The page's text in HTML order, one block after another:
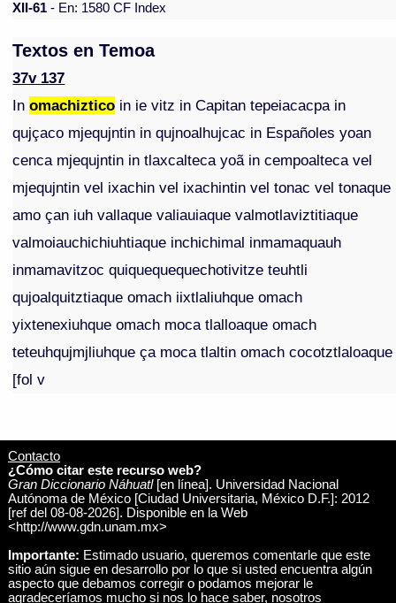
XII-61 - En: 1580 CF Index
Textos en Temoa
37v 137
Inomachiztico in ie vitz in Capitan tepeiacacpa in
qujçaco mjequjntin in qujnoalhujcac in Españoles yoan
cenca mjequjntin in tlaxcalteca yoã in cempoalteca vel
mjequjntin vel ixachin vel ixachintin vel tonac vel tonaque
amo çan iuh vallaque valiauiaque valmotlaviztitiaque
valmoiauchichiuhtiaque inchichimal inmamaquauh
inmamavitzoc quiquequequechotivitze teuhtli
qujoalquitztiaque omach iixtlaliuhque omach
yixtenexiuhque omach moca tlalloaque omach
teteuhqujmjliuhque ça moca tlaltin omach cocotztlaloaque
[fol v
Contacto
¿Cómo citar este recurso web?
Gran Diccionario Náhuatl[en línea]. Universidad Nacional
Autónoma de México [Ciudad Universitaria, México D.F.]: 2012
[ref del 08-08-2026]. Disponible en la Web
<http://www.gdn.unam.mx>
Importante: Estimado usuario, queremos comentarle que este
sitio aún sigue en desarrollo por lo que si usted encuentra algún
aspecto que debamos corregir o podamos mejorar le
agradeceríamos mucho si nos lo hace saber, nosotros